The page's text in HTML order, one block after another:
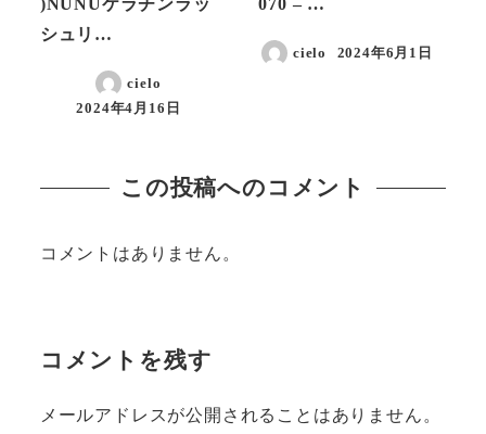
)NUNUケラチンラッ
シュリ…
cielo
投稿日
2024年4月16日
070 – …
cielo
投稿日
2024年6月1日
この投稿へのコメント
コメントはありません。
コメントを残す
メールアドレスが公開されることはありません。